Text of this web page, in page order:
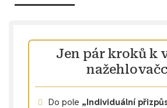
Jen pár kroků k
Do pole „Individuální